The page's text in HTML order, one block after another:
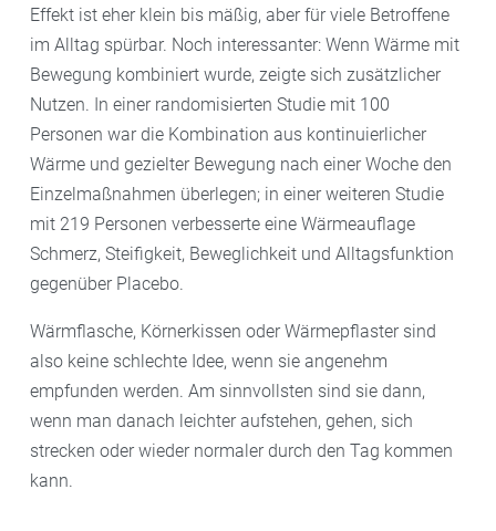
Effekt ist eher klein bis mäßig, aber für viele Betroffene
im Alltag spürbar. Noch interessanter: Wenn Wärme mit
Bewegung kombiniert wurde, zeigte sich zusätzlicher
Nutzen. In einer randomisierten Studie mit 100
Personen war die Kombination aus kontinuierlicher
Wärme und gezielter Bewegung nach einer Woche den
Einzelmaßnahmen überlegen; in einer weiteren Studie
mit 219 Personen verbesserte eine Wärmeauflage
Schmerz, Steifigkeit, Beweglichkeit und Alltagsfunktion
gegenüber Placebo.
Wärmflasche, Körnerkissen oder Wärmepflaster sind
also keine schlechte Idee, wenn sie angenehm
empfunden werden. Am sinnvollsten sind sie dann,
wenn man danach leichter aufstehen, gehen, sich
strecken oder wieder normaler durch den Tag kommen
kann.